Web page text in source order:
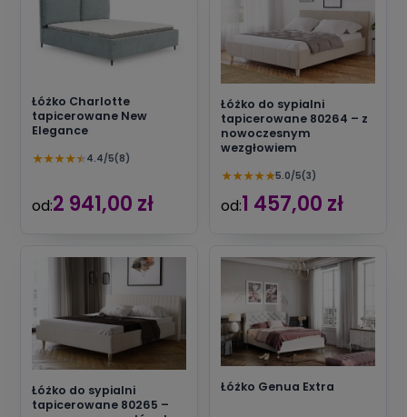
Łóżko Charlotte
tapicerowane New
Elegance
★★★★★ 4.4/5(8)
od:2 941,00 zł
Łóżko do sypialni
tapicerowane 80264 – z
nowoczesnym
wezgłowiem
★★★★★5.0/5(3)
od:1 457,00 zł
Łóżko do sypialni
tapicerowane 80265 –
Łóżko Genua Extra